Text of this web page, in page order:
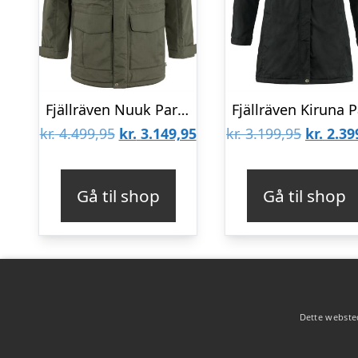
Fjällräven Nuuk Parka Mens, Deep Forest
kr.4.499,95 Den
kr. 4.499,95.
kr. 3.149,95Den
kr. 3.149,95.
Gå til shop
kr.3.199,95 Den
kr.
kr.
Gå til shop
Dette